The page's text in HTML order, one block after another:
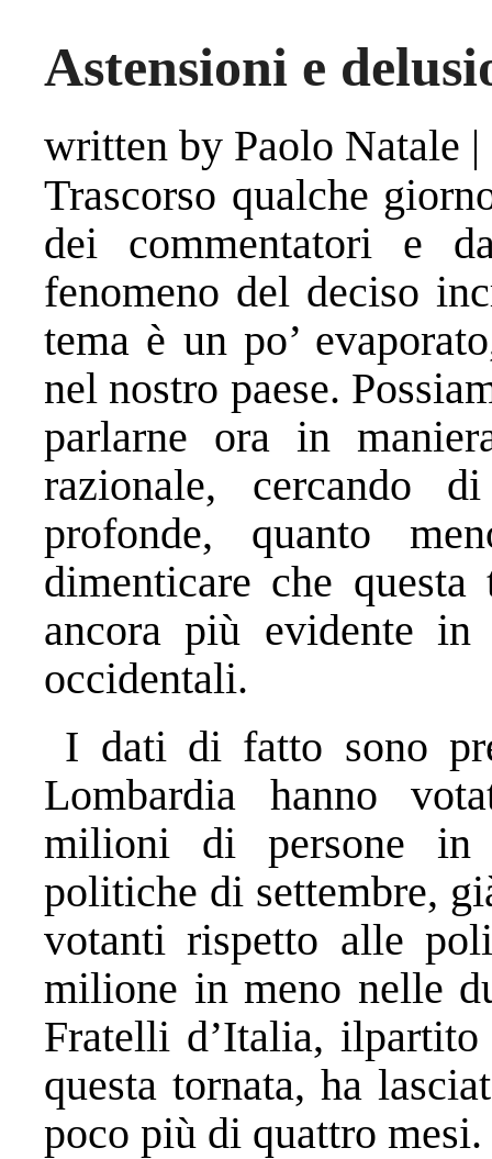
Astensioni e
written by Paolo Natale |
Trascorso qualche
dei commentatori e
fenomeno del deciso
tema è un po’
nel nostro paese.
parlarne ora in
razionale, cercando
profonde, quanto
dimenticare che
ancora più evidente
occidentali.
I dati di fatto sono
Lombardia hanno
milioni di persone in
politiche di settembre,
votanti rispetto alle
milione in meno nelle
Fratelli d’Italia,
questa tornata, ha
poco più di quattro mesi.